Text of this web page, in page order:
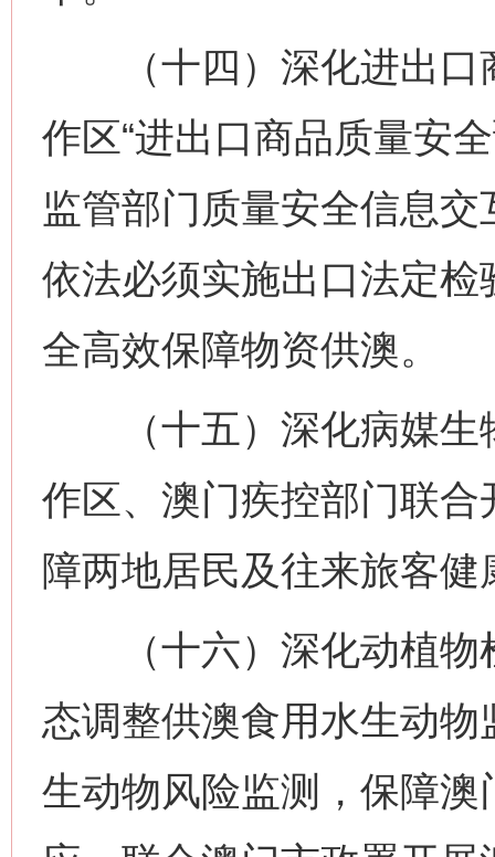
（十四）深化进出口
作区“进出口商品质量安
监管部门质量安全信息
依法必须实施出口法定
全高效保障物资供澳。
（十五）深化病媒生
作区、澳门疾控部门联
障两地居民及往来旅客健
（十六）深化动植物
态调整供澳食用水生动
生动物风险监测，保障